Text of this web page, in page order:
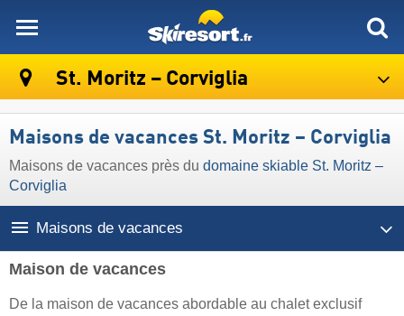
St. Moritz – Corviglia
Maisons de vacances St. Moritz – Corviglia
Maisons de vacances près du domaine skiable St. Moritz –
Corviglia
Maisons de vacances
Maison de vacances
De la maison de vacances abordable au chalet exclusif